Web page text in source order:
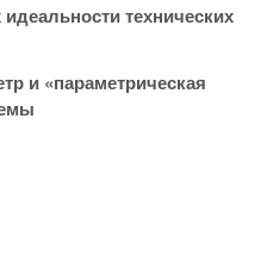
технических
и «параметрическая